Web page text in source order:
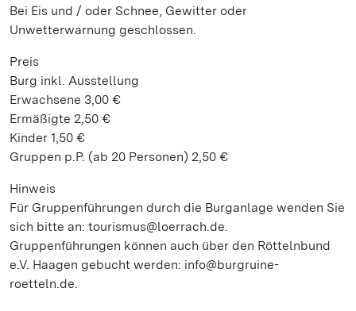
Bei Eis und / oder Schnee, Gewitter oder
Unwetterwarnung geschlossen.
Preis
Burg inkl. Ausstellung
Erwachsene 3,00 €
Ermäßigte 2,50 €
Kinder 1,50 €
Gruppen p.P. (ab 20 Personen) 2,50 €
Hinweis
Für Gruppenführungen durch die Burganlage wenden Sie
sich bitte an: tourismus@loerrach.de.
Gruppenführungen können auch über den Röttelnbund
e.V. Haagen gebucht werden: info@burgruine-
roetteln.de.